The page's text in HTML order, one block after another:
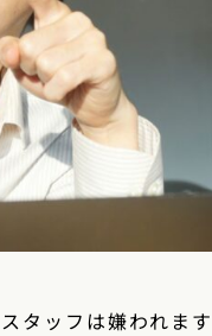
タッフは嫌われま